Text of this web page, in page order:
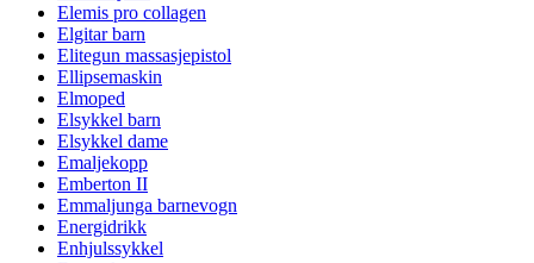
Elemis pro collagen
Elgitar barn
Elitegun massasjepistol
Ellipsemaskin
Elmoped
Elsykkel barn
Elsykkel dame
Emaljekopp
Emberton II
Emmaljunga barnevogn
Energidrikk
Enhjulssykkel